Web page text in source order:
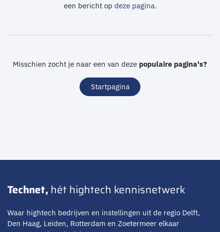
een bericht op deze pagina.
Misschien zocht je naar een van deze populaire pagina's?
Startpagina
Technet, hét hightech kennisnetwerk
Waar hightech bedrijven en instellingen uit de regio Delft,
Den Haag, Leiden, Rotterdam en Zoetermeer elkaar